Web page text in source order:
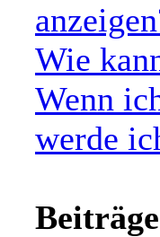
Wie
Wenn
werde